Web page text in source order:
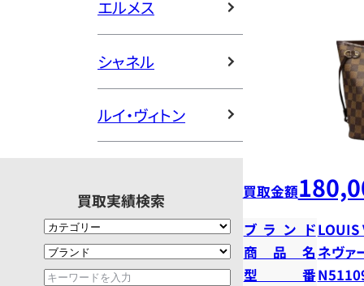
エルメス
シャネル
ルイ・ヴィトン
買取実績検索 買取金額
ブランドLOUIS
商品名 ネヴァ
型番